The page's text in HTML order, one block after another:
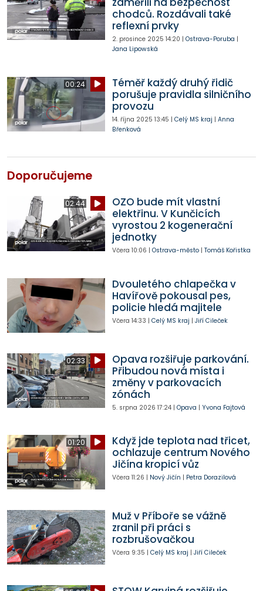
chodců. Rozdávali také
reflexní prvky
2. prosince 2025 14:20 | Ostrava-Poruba |
Jana Lipowská
00:24
Téměř každý druhý řidič
porušuje pravidla silničního
provozu
14. října 2025 13:45 | Celý MS kraj | Anna
Břenková
Doporučujeme
02:44
OZO bude mít vlastní
elektřinu. V Kunčicích
vyrostou 2 kogenerační
jednotky
Včera 10:06 | Ostrava-město| Tomáš Kořistka
Dvouletého chlapečka v
Havířově pokousal pes,
policie hledá majitele
Včera 14:33 | Celý MS kraj | Jiří Cileček
02:33
Opava rozšiřuje parkování.
Přibudou nová místa i
změny v parkovacích
zónách
5. srpna 2026 17:24| Opava | Yvona Fajtová
01:20
Když jde teplota nad třicet,
ochlazuje centrum Nového
Jičína kropicí vůz
Včera 11:26 | Nový Jičín | Petra Dorazilová
Muž v Příboře se vážně
zranil při práci s
rozbrušovačkou
Včera 9:35 | Celý MS kraj | Jiří Cileček